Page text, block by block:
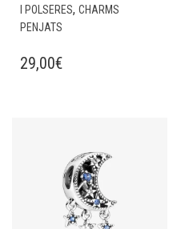
I POLSERES, CHARMS
PENJATS
29,00€